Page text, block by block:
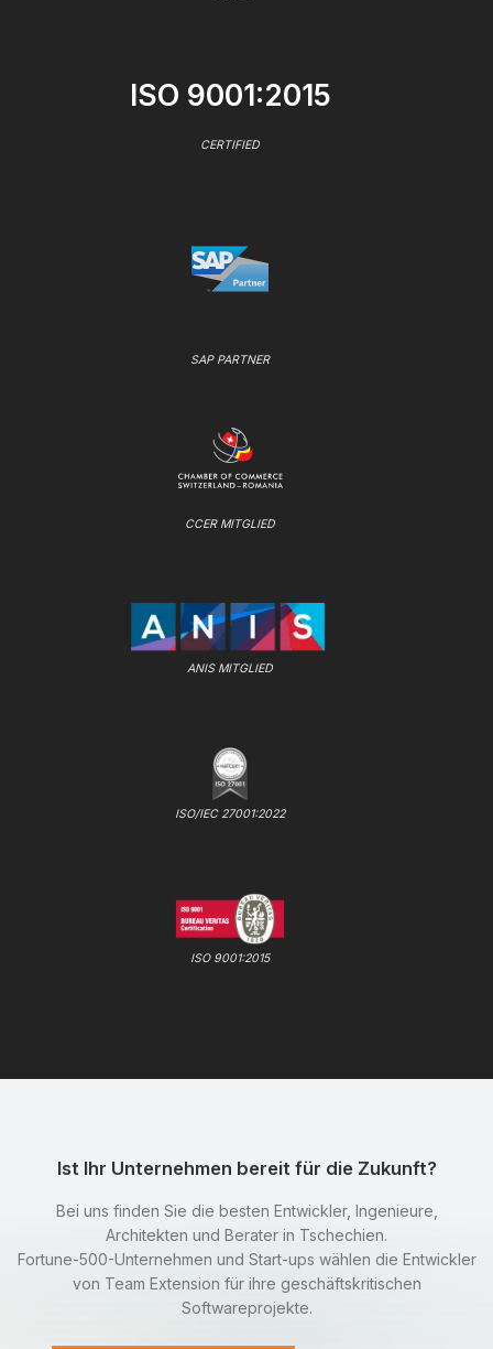
ISO 9001:2015
CERTIFIED
SAP PARTNER
CCER MITGLIED
ANIS MITGLIED
ISO/IEC 27001:2022
ISO 9001:2015
Ist Ihr Unternehmen bereit für die Zukunft?
Bei uns finden Sie die besten Entwickler, Ingenieure,
Architekten und Berater in Tschechien.
Fortune-500-Unternehmen und Start-ups wählen die Entwickler
von Team Extension für ihre geschäftskritischen
Softwareprojekte.